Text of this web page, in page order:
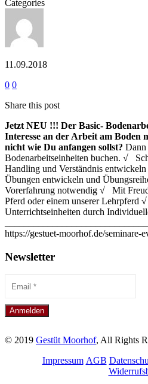
Categories
11.09.2018
0 0
Share this post
Jetzt NEU !!! Der Basic-
Interesse an der Arbeit am Boden
nicht wie Du anfangen sollst? Dann
Bodenarbeitseinheiten buchen. √
Handling und Verständnis
Übungen entwickeln und
Vorerfahrung notwendig √ Mit
Pferd oder einem unserer Lehrpferd
Unterrichtseinheiten durch
https://gestuet-moorhof.de/seminare-
Newsletter
© 2019 Gestüt Moorhof, All Rights
Impressum AGB